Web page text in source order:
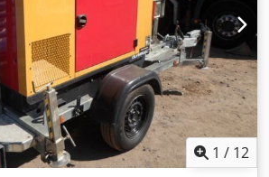
1 / 12